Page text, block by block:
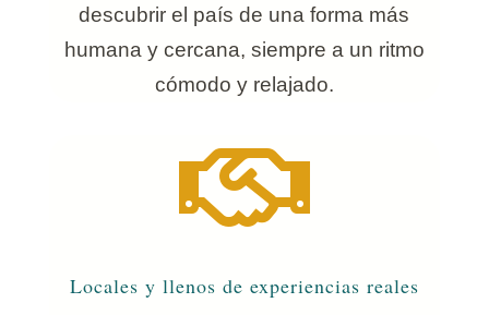
descubrir el país de una forma más
humana y cercana, siempre a un ritmo
cómodo y relajado.

Locales y llenos de experiencias reales